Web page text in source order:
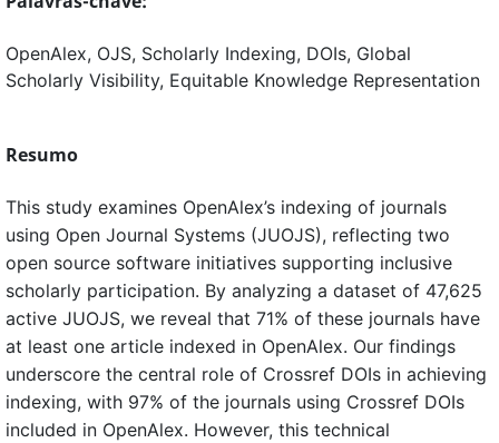
OpenAlex, OJS, Scholarly Indexing, DOIs, Global
Scholarly Visibility, Equitable Knowledge Representation
Resumo
This study examines OpenAlex’s indexing of journals
using Open Journal Systems (JUOJS), reflecting two
open source software initiatives supporting inclusive
scholarly participation. By analyzing a dataset of 47,625
active JUOJS, we reveal that 71% of these journals have
at least one article indexed in OpenAlex. Our findings
underscore the central role of Crossref DOIs in achieving
indexing, with 97% of the journals using Crossref DOIs
included in OpenAlex. However, this technical